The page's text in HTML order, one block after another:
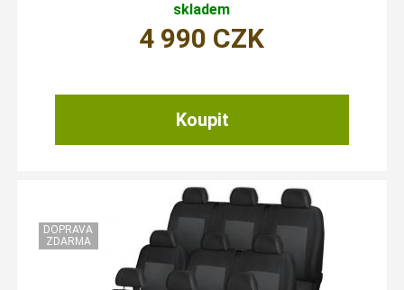
skladem
4 990 CZK